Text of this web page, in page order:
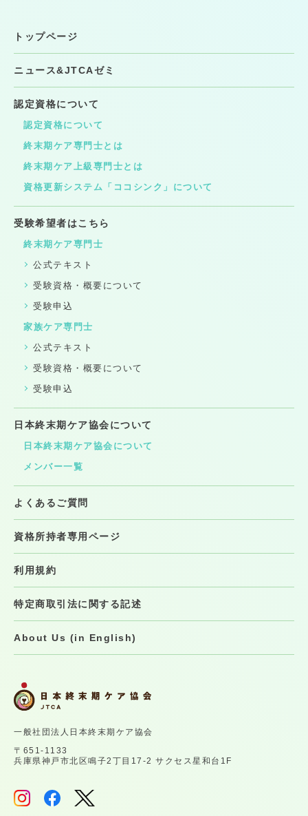
一般社団法人日本終末期ケア協会
〒651-1133
兵庫県神戸市北区鳴子2丁目17-2 サクセス星和台1F
トップページ
ニュース&JTCAゼミ
認定資格について
認定資格について
終末期ケア専門士とは
終末期ケア上級専門士とは
資格更新システム「ココシンク」について
受験希望者はこちら
終末期ケア専門士
公式テキスト
受験資格・概要について
受験申込
家族ケア専門士
公式テキスト
受験資格・概要について
受験申込
日本終末期ケア協会について
日本終末期ケア協会について
メンバー一覧
よくあるご質問
資格所持者専用ページ
利用規約
特定商取引法に関する記述
About Us (in English)